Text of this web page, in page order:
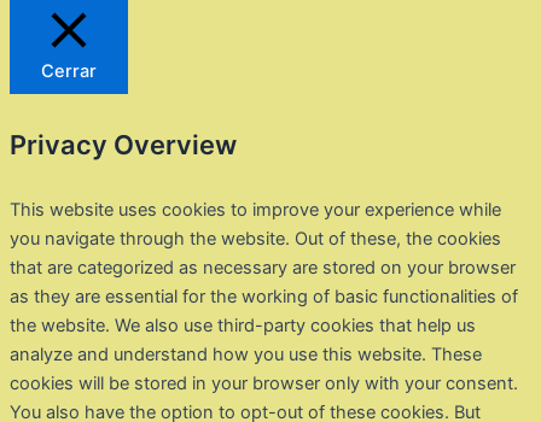
Cerrar
Privacy Overview
This website uses cookies to improve your experience while
you navigate through the website. Out of these, the cookies
that are categorized as necessary are stored on your browser
as they are essential for the working of basic functionalities of
the website. We also use third-party cookies that help us
analyze and understand how you use this website. These
cookies will be stored in your browser only with your consent.
You also have the option to opt-out of these cookies. But